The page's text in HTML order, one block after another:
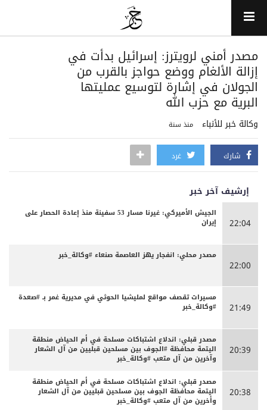
مصدر أمني لرويترز: إسرائيل بدأت في
إزالة الألغام ووضع حواجز بالقرب من
الجولان في إشارة لتوسيع عمليتها
البرية مع حزب الله
وكالة خبر للأنباء منذ سنة
شارك غرد
إرشيف آخر خبر
22:04
الجيش الأميركي: غيرنا مسار 53 سفينة منذ إعادة الحصار على
إيران
22:00
مصدر محلي: انفجار يهز العاصمة صنعاء #وكالة_خبر
21:49
مسيرات تقصف مواقع لمليشيا الحوثي في مديرية غمر بـ #صعدة
#وكالة_خبر
20:39
مصدر قبلي: اندلاع اشتباكات مسلحة في أم الحياض منطقة
اليتمة محافظة #الجوف بين مسلحين قبليين من آل الشعار
وآخرين من آل متعب #وكالة_خبر
20:38
مصدر قبلي: اندلاع اشتباكات مسلحة في أم الحياض منطقة
اليتمة محافظة الجوف بين مسلحين قبليين من آل الشعار
وأخرين من آل متعب #وكالة_خبر